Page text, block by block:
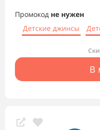
Промокод не нужен
Детские джинсы
В